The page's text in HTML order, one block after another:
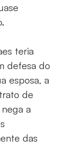
teria
defesa do
esposa, a
de
a
das